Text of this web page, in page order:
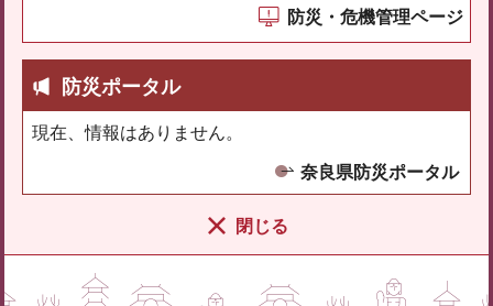
防災・危機管理ページ
防災ポータル
現在、情報はありません。
奈良県防災ポータル
閉じる